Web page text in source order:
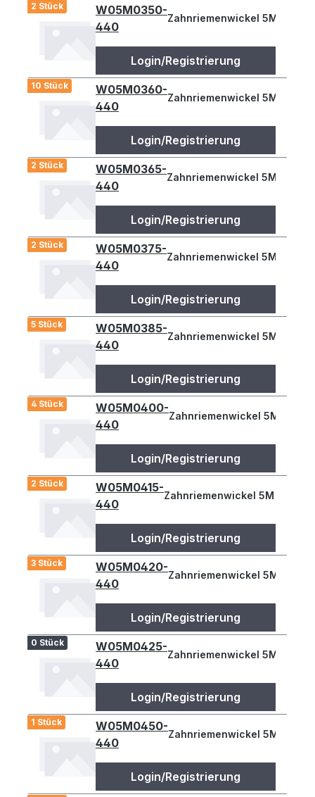
2 Stück
W05M0350-
440
Zahnriemenwickel 5M 350
Login/Registrierung
10 Stück
W05M0360-
440
Zahnriemenwickel 5M 360
Login/Registrierung
2 Stück
W05M0365-
440
Zahnriemenwickel 5M 365
Login/Registrierung
2 Stück
W05M0375-
440
Zahnriemenwickel 5M 375
Login/Registrierung
5 Stück
W05M0385-
440
Zahnriemenwickel 5M 385
Login/Registrierung
4 Stück
W05M0400-
440
Zahnriemenwickel 5M 400
Login/Registrierung
2 Stück
W05M0415-
440
Zahnriemenwickel 5M 415
Login/Registrierung
3 Stück
W05M0420-
440
Zahnriemenwickel 5M 420
Login/Registrierung
0 Stück
W05M0425-
440
Zahnriemenwickel 5M 425
Login/Registrierung
1 Stück
W05M0450-
440
Zahnriemenwickel 5M 450
Login/Registrierung